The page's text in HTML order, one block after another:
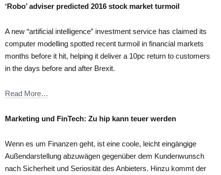
‘Robo’ adviser predicted 2016 stock market turmoil
A new “artificial intelligence” investment service has claimed its
computer modelling spotted recent turmoil in financial markets
months before it hit, helping it deliver a 10pc return to customers
in the days before and after Brexit.
Read More…
Marketing und FinTech: Zu hip kann teuer werden
Wenn es um Finanzen geht, ist eine coole, leicht eingängige
Außendarstellung abzuwägen gegenüber dem Kundenwunsch
nach Sicherheit und Seriosität des Anbieters. Hinzu kommt der